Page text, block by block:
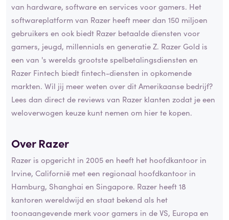
van hardware, software en services voor gamers. Het
softwareplatform van Razer heeft meer dan 150 miljoen
gebruikers en ook biedt Razer betaalde diensten voor
gamers, jeugd, millennials en generatie Z. Razer Gold is
een van 's werelds grootste spelbetalingsdiensten en
Razer Fintech biedt fintech-diensten in opkomende
markten. Wil jij meer weten over dit Amerikaanse bedrijf?
Lees dan direct de reviews van Razer klanten zodat je een
weloverwogen keuze kunt nemen om hier te kopen.
Over Razer
Razer is opgericht in 2005 en heeft het hoofdkantoor in
Irvine, Californië met een regionaal hoofdkantoor in
Hamburg, Shanghai en Singapore. Razer heeft 18
kantoren wereldwijd en staat bekend als het
toonaangevende merk voor gamers in de VS, Europa en